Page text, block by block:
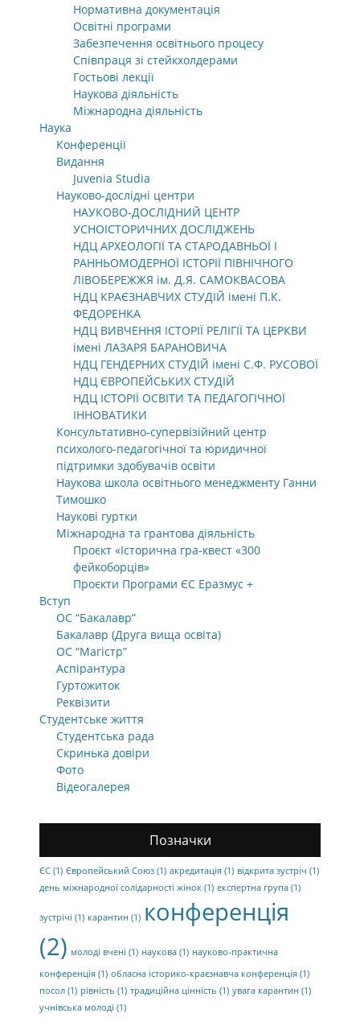
Нормативна документація
Освітні програми
Забезпечення освітнього процесу
Співпраця зі стейкхолдерами
Гостьові лекції
Наукова діяльність
Міжнародна діяльність
Наука
Конференції
Видання
Juvenia Studia
Науково-дослідні центри
НАУКОВО-ДОСЛІДНИЙ ЦЕНТР
УСНОІСТОРИЧНИХ ДОСЛІДЖЕНЬ
НДЦ АРХЕОЛОГІЇ ТА СТАРОДАВНЬОЇ І
РАННЬОМОДЕРНОЇ ІСТОРІЇ ПІВНІЧНОГО
ЛІВОБЕРЕЖЖЯ ім. Д.Я. САМОКВАСОВА
НДЦ КРАЄЗНАВЧИХ СТУДІЙ імені П.К.
ФЕДОРЕНКА
НДЦ ВИВЧЕННЯ ІСТОРІЇ РЕЛІГІЇ ТА ЦЕРКВИ
імені ЛАЗАРЯ БАРАНОВИЧА
НДЦ ГЕНДЕРНИХ СТУДІЙ імені С.Ф. РУСОВОЇ
НДЦ ЄВРОПЕЙСЬКИХ СТУДІЙ
НДЦ ІСТОРІЇ ОСВІТИ ТА ПЕДАГОГІЧНОЇ
ІННОВАТИКИ
Консультативно-супервізійний центр
психолого-педагогічної та юридичної
підтримки здобувачів освіти
Наукова школа освітнього менеджменту Ганни
Тимошко
Наукові гуртки
Міжнародна та грантова діяльність
Проєкт «Історична гра-квест «300
фейкоборців»
Проєкти Програми ЄС Еразмус +
Вступ
ОС “Бакалавр”
Бакалавр (Друга вища освіта)
ОС “Магістр”
Аспірантура
Гуртожиток
Реквізити
Студентське життя
Студентська рада
Скринька довіри
Фото
Відеогалерея
Позначки
ЄС (1) Європейський Союз (1) акредитація (1) відкрита зустріч (1)
день міжнародної солідарності жінок (1) експертна група (1)
зустрічі (1) карантин (1) конференція
(2) молоді вчені (1) наукова (1) науково-практична
конференція (1) обласна історико-краєзнавча конференція (1)
посол (1) рівність (1) традиційна цінність (1) увага карантин (1)
учнівська молоді (1)